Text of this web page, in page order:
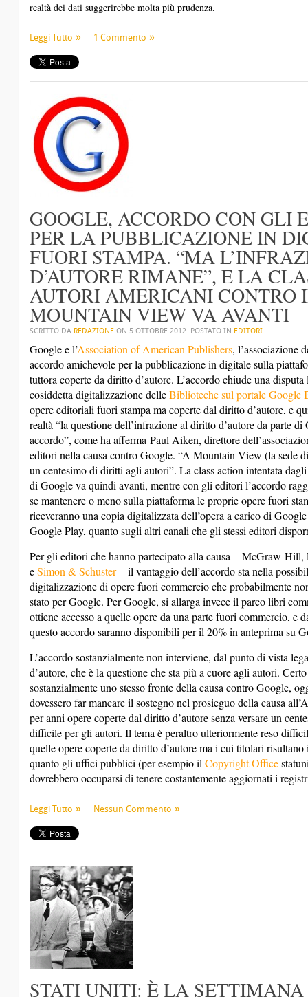
realtà dei dati suggerirebbe molta più prudenza.
Leggi Tutto 1 Commento
GOOGLE, ACCORDO CON GLI
PER LA PUBBLICAZIONE IN
FUORI STAMPA. “MA
D’AUTORE RIMANE”, E LA
AUTORI AMERICANI CONTRO
MOUNTAIN VIEW VA AVANTI
SCRITTO DA REDAZIONE ON 5 OTTOBRE 2012. POSTATO IN EDITORI
Google e l’Association of American Publishers, l’associazione
accordo amichevole per la pubblicazione in digitale sulla
tuttora coperte da diritto d’autore. L’accordo chiude una
cosiddetta digitalizzazione delleBiblioteche sul portale Google
opere editoriali fuori stampa ma coperte dal diritto d’autore, e
realtà “la questione dell’infrazione al diritto d’autore da parte
accordo”, come ha afferma Paul Aiken, direttore
editori nella causa contro Google. “A Mountain View (la sede
un centesimo di diritti agli autori”. La class action intentata
di Google va quindi avanti, mentre con gli editori l’accordo
se mantenere o meno sulla piattaforma le proprie opere fuori
riceveranno una copia digitalizzata dell’opera a carico di
Google Play, quanto sugli altri canali che gli stessi editori
Per gli editori che hanno partecipato alla causa – McGraw-
eSimon & Schuster– il vantaggio dell’accordo sta nella
digitalizzazione di opere fuori commercio che probabilmente
stato per Google. Per Google, si allarga invece il parco libri
ottiene accesso a quelle opere da una parte fuori commercio,
questo accordo saranno disponibili per il 20% in anteprima su
L’accordo sostanzialmente non interviene, dal punto di vista
d’autore, che è la questione che sta più a cuore agli autori.
sostanzialmente uno stesso fronte della causa contro Google,
dovessero far mancare il sostegno nel prosieguo della causa
per anni opere coperte dal diritto d’autore senza versare un
difficile per gli autori. Il tema è peraltro ulteriormente reso
quelle opere coperte da diritto d’autore ma i cui titolari
quanto gli uffici pubblici (per esempio il Copyright Office
dovrebbero occuparsi di tenere costantemente aggiornati i
Leggi Tutto Nessun Commento
STATI UNITI: È LA